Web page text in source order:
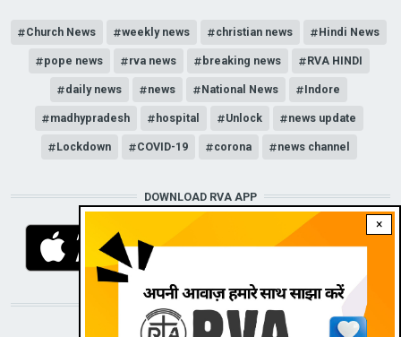
×
Church News weekly news christian news Hindi News
pope news rva news breaking news RVA HINDI
daily news news National News Indore
madhypradesh hospital Unlock news update
Lockdown COVID-19 corona news channel
DOWNLOAD RVA APP
STAY CONNECTED WITH US!